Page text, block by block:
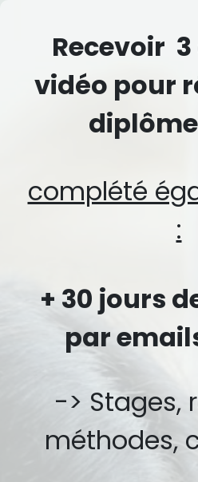
Recevoir
vidéo pour
complété
:
+ 30 jours
par
-> Stages,
méthodes,